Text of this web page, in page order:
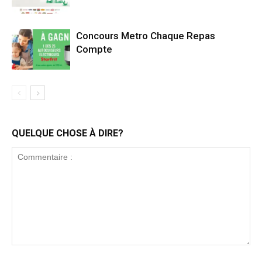
Concours Metro Chaque Repas
Compte
QUELQUE CHOSE À DIRE?